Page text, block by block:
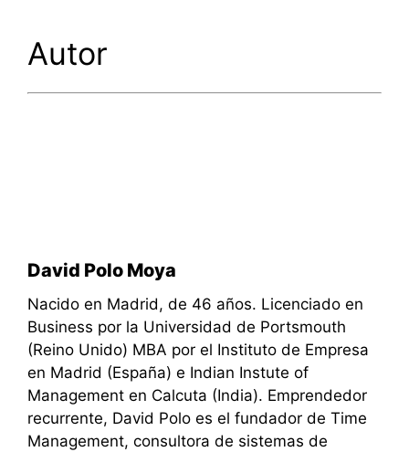
Autor
David Polo Moya
Nacido en Madrid, de 46 años. Licenciado en
Business por la Universidad de Portsmouth
(Reino Unido) MBA por el Instituto de Empresa
en Madrid (España) e Indian Instute of
Management en Calcuta (India). Emprendedor
recurrente, David Polo es el fundador de Time
Management, consultora de sistemas de